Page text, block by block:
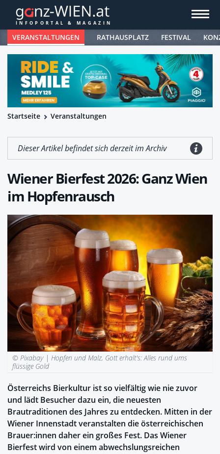
VERANSTALTUNGEN RATHAUSPLATZ FESTIVAL
Startseite Veranstaltungen
Dieser Artikel befindet sich derzeit im Archiv
Wiener Bierfest 2026: Ganz Wien
im Hopfenrausch
© Pixabay |Hopfen und Malz, Gott erhalt's: Alles rund ums
flüssige Gold
Österreichs Bierkultur ist so vielfältig wie nie zuvor
und lädt Besucher dazu ein, die neuesten
Brautraditionen des Jahres zu entdecken. Mitten in der
Wiener Innenstadt veranstalten die österreichischen
Brauer:innen daher ein großes Fest. Das Wiener
Bierfest wird von einem abwechslungsreichen